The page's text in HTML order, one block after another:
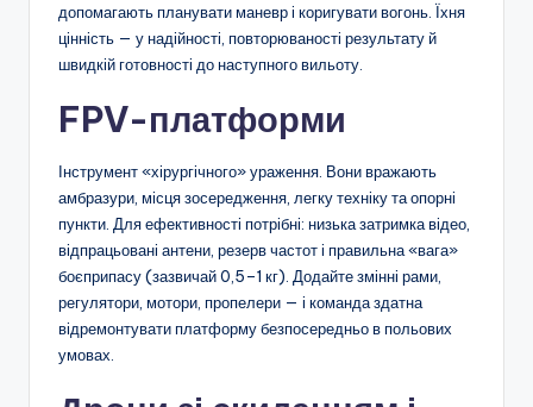
допомагають планувати маневр і коригувати вогонь. Їхня
цінність — у надійності, повторюваності результату й
швидкій готовності до наступного вильоту.
FPV-платформи
Інструмент «хірургічного» ураження. Вони вражають
амбразури, місця зосередження, легку техніку та опорні
пункти. Для ефективності потрібні: низька затримка відео,
відпрацьовані антени, резерв частот і правильна «вага»
боєприпасу (зазвичай 0,5–1 кг). Додайте змінні рами,
регулятори, мотори, пропелери — і команда здатна
відремонтувати платформу безпосередньо в польових
умовах.